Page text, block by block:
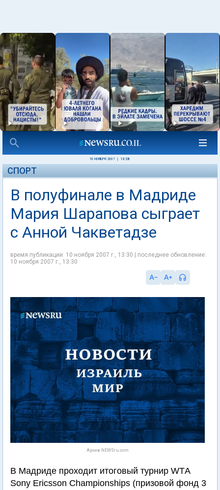
10 НОЯБРЯ 2007 13:28
СПОРТ
В полуфинале в Мадриде
Мария Шарапова сыграет
с Анной Чакветадзе
время публикации: 10 ноября 2007 г., 13:30 | последнее обновление:
10 ноября 2007 г., 13:30
Архив NEWSru.com
В Мадриде проходит итоговый турнир WTА
Sony Ericsson Championships (призовой фонд 3